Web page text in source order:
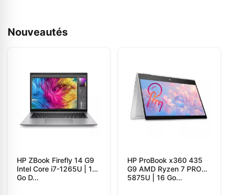
Nouveautés
HP ZBook Firefly 14 G9
Intel Core i7-1265U | 16
Go D...
HP ProBook x360 435
G9 AMD Ryzen 7 PRO
5875U | 16 Go...